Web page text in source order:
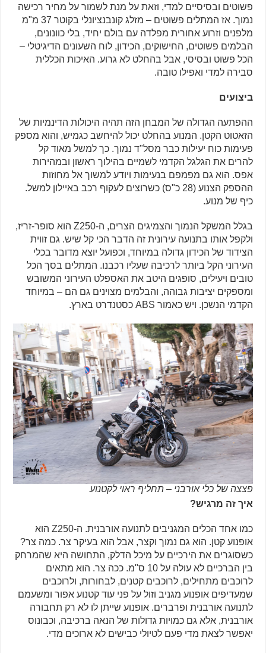
פשוטים ובסיסיים למדי, וזאת על מנת לשמור על מחיר רכישה
נמוך. אז המתלים פשוטים – מזלג קונבנציונלי בקוטר 37 מ"מ
מלפנים וזרוע אחורית מפלדה עם בולם יחיד, בלי כוונונים,
הבלמים פשוטים, החישוקים, הכידון, לוח השעונים הדיגיטלי –
הכל פשוט ובסיסי, אבל בהחלט לא גרוע. האיכות הכללית
סבירה למדי ואפילו טובה.
ביצועים
ההפתעה הגדולה של המבחן הזה תהיה היכולות הדינמיות של
הזאטוט הקטן. המנוע בהחלט יכול להיחשב כגמיש, והוא מספק
פעימות כוח יעילות כבר מסל"ד נמוך. כך למשל מאוד קל
להרים את הגלגל הקדמי לשמיים בהילוך ראשון ובמהירות
אפס. הוא גם מפמפם בנעימות ויודע למשוך אל מחוזות
ההספק הצנוע (28 כ"ס) כשרוצים לעקוף רכב באיילון למשל.
כיף של מנוע.
בגלל המשקל הנמוך והצמיגים הצרים, ה-Z250 הוא סופר-זריז,
ולקפל אותו בתנועה עירונית זה הדבר הכי קל שיש. גם זווית
הצידוד של הכידון גדולה במיוחד, וכפועל יוצא מדובר בכלי
העירוני הקל ביותר לרכיבה שעליו רכבנו. המתלים בסך הכל
טובים ויעילים, סופגים היטב את האספלט העירוני המשובש
ומספקים יציבות גבוהה, והבלמים מצוינים גם הם – במיוחד
הקדמי הנשכן. ויש כאמור ABS כסטנדרט בארץ.
פצצה של כלי אורבני – תחליף ראוי לקטנוע
איך זה מרגיש?
כמו אחד הכלים המגניבים לתנועה אורבנית. ה-Z250 הוא
אופנוע קטן. הוא גם נמוך וקצר, אבל הוא בעיקר צר. כמה צר?
כשסוגרים את הירכיים על מיכל הדלק, התחושה היא שהמרחק
בין הברכיים לא עולה על 10 ס"מ. ככה צר. הוא מתאים
לרוכבים מתחילים, לרוכבים קטנים, לבחורות, ולרוכבים
שמעדיפים אופנוע מגניב וזול על פני עוד קטנוע אפור ומשעמם
לתנועה אורבנית ופרברים. אופנוע שייתן לו לא רק תחבורה
אורבנית, אלא גם כמויות גדולות של הנאה ברכיבה, וכבונוס
יאפשר לצאת מדי פעם לטיולי כבישים לא ארוכים מדי.